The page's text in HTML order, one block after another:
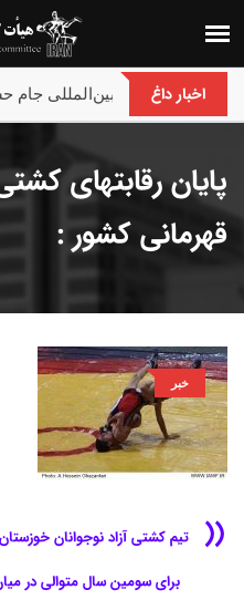
اخبار داغ
پایان رقابت های بین‌المللی
پایان رقابتهای
قهرمانی کشور :
خبر
((
تیم کشتی آزاد نوجوانان
برای سومین سال متوالی در میان 5 تیم اول کشور قرار